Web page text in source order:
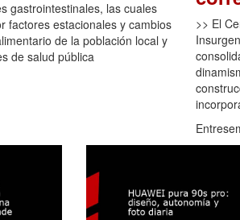
gastrointestinales, las cuales
factores estacionales y cambios
de la población local y
de salud pública
>> El